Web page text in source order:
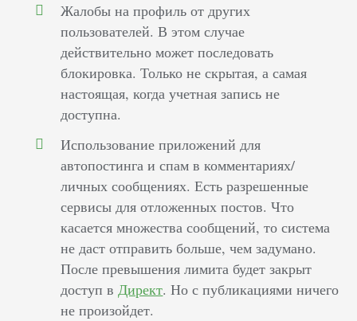
Жалобы на профиль от других
пользователей. В этом случае
действительно может последовать
блокировка. Только не скрытая, а самая
настоящая, когда учетная запись не
доступна.
Использование приложений для
автопостинга и спам в комментариях/
личных сообщениях. Есть разрешенные
сервисы для отложенных постов. Что
касается множества сообщений, то система
не даст отправить больше, чем задумано.
После превышения лимита будет закрыт
доступ вДирект. Но с публикациями ничего
не произойдет.